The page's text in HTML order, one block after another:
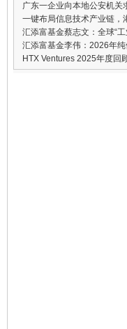
广东一企业向本地公安机关
一键布局信息技术产业链，
汇添富基金蔡志文：全球“
汇添富基金李伟：2026年
HTX Ventures 2025年度回